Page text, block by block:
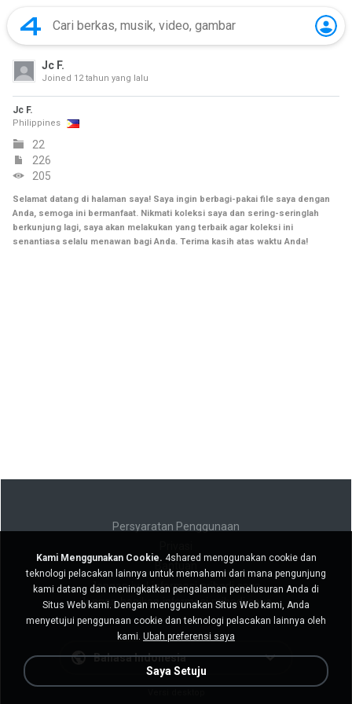
Jc F.
Joined 12 tahun yang lalu
Jc F.
Philippines
22
226
205
Selamat datang di halaman saya! Saya ingin berbagi-pakai file saya dengan
Anda, semoga ini bermanfaat. Nikmati koleksi saya dan sering-seringlah
berkunjung lagi, saya akan melakukan yang terbaik agar koleksi ini
senantiasa selalu menawan bagi Anda. Terima kasih atas waktu Anda!
Persyaratan Penggunaan
Jangan jual informasi pribadi saya
Jangan bagikan informasi pribadi saya
Bahasa Indonesia
Kami Menggunakan Cookie. 4shared menggunakan cookie dan
teknologi pelacakan lainnya untuk memahami dari mana pengunjung
kami datang dan meningkatkan pengalaman penelusuran Anda di
Situs Web kami. Dengan menggunakan Situs Web kami, Anda
menyetujui penggunaan cookie dan teknologi pelacakan lainnya oleh
kami. Ubah preferensi saya
Saya Setuju